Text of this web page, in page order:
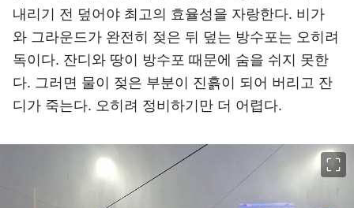
내리기 전 덮어야 최고의 효율성을 자랑한다. 비가
와 그라운드가 완전히 젖은 뒤 덮는 방수포는 오히려
독이다. 잔디와 땅이 방수포 때문에 숨을 쉬지 못한
다. 그러면 물이 젖은 부분이 진흙이 되어 버리고 잔
디가 죽는다. 오히려 정비하기만 더 어렵다.